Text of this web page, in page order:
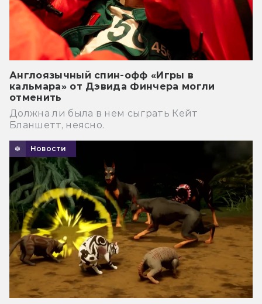
Англоязычный спин-офф «Игры в
кальмара» от Дэвида Финчера могли
отменить
Должна ли была в нем сыграть Кейт
Бланшетт, неясно.
Новости